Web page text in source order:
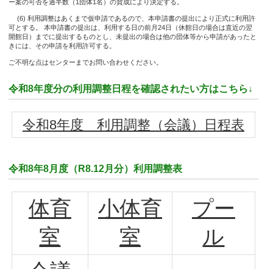
ー案の可否を過半数（1団体1名）の賛成により決定する。
(6) 利用調整はあくまで仮申請であるので、本申請書の提出により正式に利用許
可とする。 本申請書の提出は、利用する日の前月24日（休館日の場合は直近の翌
開館日）までに提出するものとし、未提出の場合は他の団体等から申請があったと
きには、その申請を利用許可する。
ご不明な点はセンターまでお問い合わせください。
令和8年度分の利用調整日程を確認されたい方はこちら↓
令和8年度 利用調整（会議）日程表
令和8年8月度（R8.12月分） 利用調整表
体育
室
小体育
室
プー
ル